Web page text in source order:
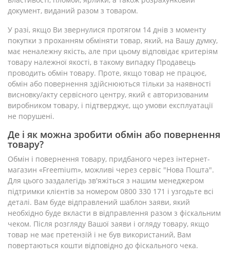
документ, виданий разом з товаром.
У разі, якщо Ви звернулися протягом 14 днів з моменту
покупки з проханням обміняти товар, який, на Вашу думку,
має неналежну якість, але при цьому відповідає критеріям
товару належної якості, в такому випадку Продавець
проводить обмін товару. Проте, якщо товар не працює,
обмін або повернення здійснюються тільки за наявності
висновку/акту сервісного центру, який є авторизованим
виробником товару, і підтверджує, що умови експлуатації
не порушені.
Де і як можна зробити обмін або повернення
товару?
Обмін і повернення товару, придбаного через інтернет-
магазин «Freemium», можливі через сервіс "Нова Пошта".
Для цього заздалегідь зв'яжіться з нашим менеджером
підтримки клієнтів за номером 0800 330 171 і узгодьте всі
деталі. Вам буде відправлений шаблон заяви, який
необхідно буде вкласти в відправлення разом з фіскальним
чеком. Після розгляду Вашої заяви і огляду товару, якщо
товар не має претензій і не був використаний, Вам
повертаються кошти відповідно до фіскального чека.